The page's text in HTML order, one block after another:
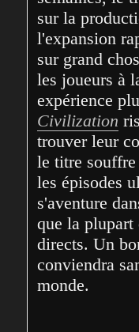
sur la
l'expansion
sur grand
les joueurs à
Civilization
trouver leur
le titre souffre
les épisodes
s'aventure
que la plupart
directs. Un
conviendra
monde.